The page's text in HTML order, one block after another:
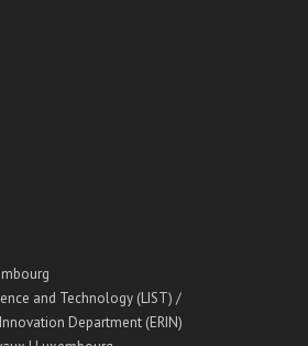
and Technology (LIST) /
Department (ERIN)